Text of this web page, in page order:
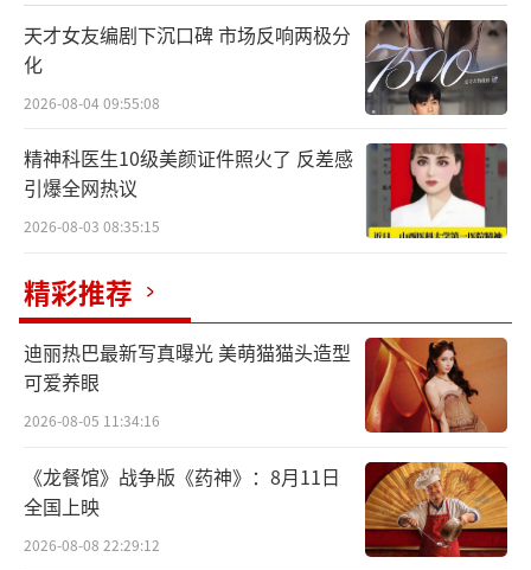
做了很久的音乐，蔡健雅经历了许多心境
上的变化，也一直在思考做音乐的意义，“年
轻时是对音乐的疯狂热爱和理想，想被听见、
找到了更深层的意义：疗愈，不仅是对自己也
是对所有人类。写这首歌代表什么？是否与我
和世界有共鸣连结？不是要把自己变得高尚或
有佛心，但就是发自内心希望每一首作品都留
下好能量和信息。”
天才女友编剧下沉口碑 市场反响两极分
化
2026-08-04 09:55:08
精神科医生10级美颜证件照火了 反差感
引爆全网热议
2026-08-03 08:35:15
精彩推荐
迪丽热巴最新写真曝光 美萌猫猫头造型
可爱养眼
2026-08-05 11:34:16
《龙餐馆》战争版《药神》：8月11日
全国上映
2026-08-08 22:29:12